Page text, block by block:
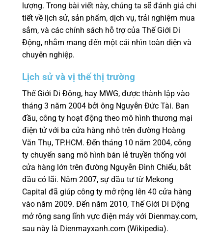
lượng. Trong bài viết này, chúng ta sẽ đánh giá chi
tiết về lịch sử, sản phẩm, dịch vụ, trải nghiệm mua
sắm, và các chính sách hỗ trợ của Thế Giới Di
Động, nhằm mang đến một cái nhìn toàn diện và
chuyên nghiệp.
Lịch sử và vị thế thị trường
Thế Giới Di Động, hay MWG, được thành lập vào
tháng 3 năm 2004 bởi ông Nguyễn Đức Tài. Ban
đầu, công ty hoạt động theo mô hình thương mại
điện tử với ba cửa hàng nhỏ trên đường Hoàng
Văn Thụ, TP.HCM. Đến tháng 10 năm 2004, công
ty chuyển sang mô hình bán lẻ truyền thống với
cửa hàng lớn trên đường Nguyễn Đình Chiểu, bắt
đầu có lãi. Năm 2007, sự đầu tư từ Mekong
Capital đã giúp công ty mở rộng lên 40 cửa hàng
vào năm 2009. Đến năm 2010, Thế Giới Di Động
mở rộng sang lĩnh vực điện máy với Dienmay.com,
sau này là Dienmayxanh.com (Wikipedia).